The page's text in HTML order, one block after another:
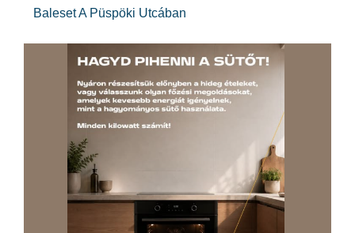
Baleset A Püspöki Utcában